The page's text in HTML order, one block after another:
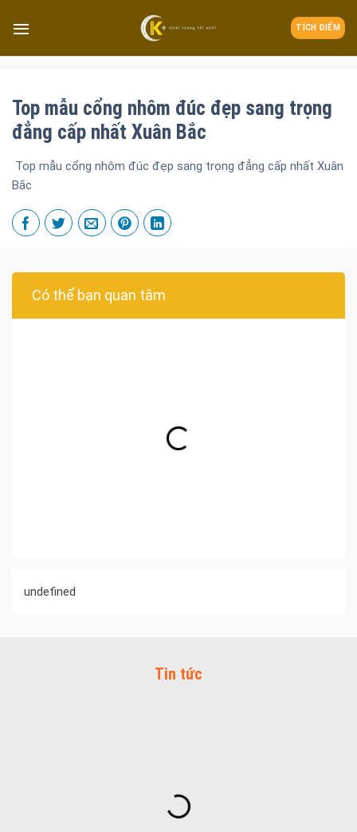
TÍCH ĐIỂM
Top mẫu cổng nhôm đúc đẹp sang trọng
đẳng cấp nhất Xuân Bắc
Top mẫu cổng nhôm đúc đẹp sang trọng đẳng cấp nhất Xuân
Bắc
Có thể bạn quan tâm
undefined
Tin tức